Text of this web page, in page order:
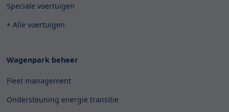
Speciale voertuigen
+ Alle voertuigen
Wagenpark beheer
Fleet management
Ondersteuning energie transitie